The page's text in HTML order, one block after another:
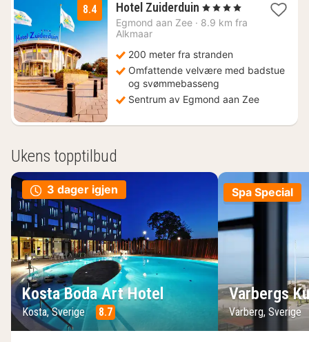
8.4 Hotel Zuiderduin 1
natt
kr.
, 4 Stjerner
Egmond aan Zee · 8.9 km fra
Alkmaar
200 meter fra stranden
Omfattende velvære med badstue
og svømmebasseng
Sentrum av Egmond aan Zee
Ukens topptilbud
3 dager igjen
Kosta Boda Art Hotel
Kosta, Sverige 8.7
Spa Special
Varbergs
Varberg, Sverige